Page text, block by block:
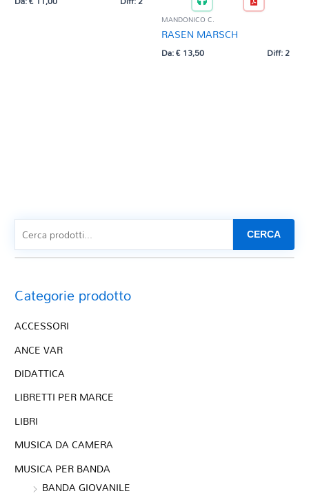
MANDONICO C.
RASEN MARSCH
Da:€13,50 Diff: 2
CERCA
Categorie prodotto
ACCESSORI
ANCE VAR
DIDATTICA
LIBRETTI PER MARCE
LIBRI
MUSICA DA CAMERA
MUSICA PER BANDA
BANDA GIOVANILE